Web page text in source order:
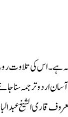
ہے۔ اس کی
اردو ترجمہ سنا
قاری الشیخ